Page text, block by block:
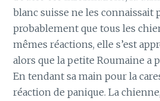
blanc suisse ne les connaissait
probablement que tous les
mêmes réactions, elle s’est
alors que la petite Roumaine a
En tendant sa main pour la
réaction de panique. La